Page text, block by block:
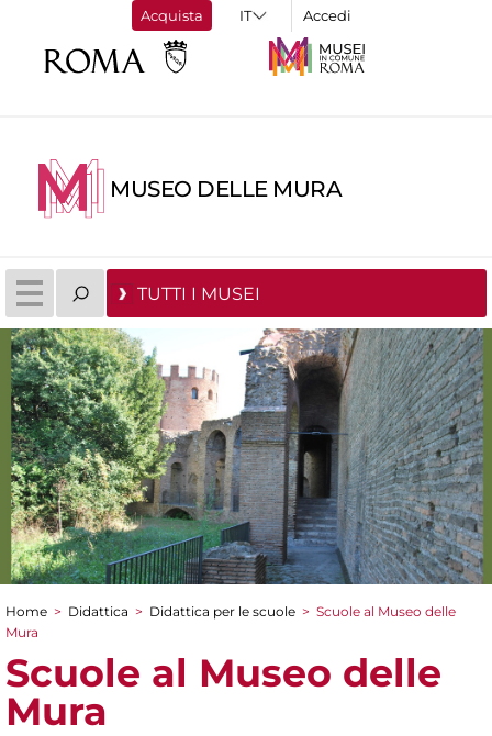
Acquista Accedi
MUSEO DELLE MURA
TUTTI I MUSEI
Tu sei qui
Home > Didattica > Didattica per le scuole > Scuole al Museo delle
Mura
Scuole al Museo delle
Mura